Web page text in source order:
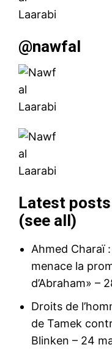
@nawfal
Latest
(see all)
Ahmed Charaï
menace la
d’Abraham» –
Droits de
de Tamek
Blinken – 24